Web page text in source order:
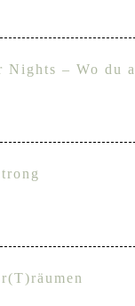
Nights – Wo du